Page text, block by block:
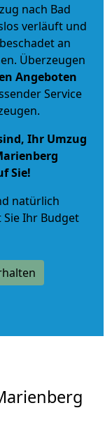
nach Bad
verläuft und
an
Überzeugen
Angeboten
Service
Ihr Umzug
Sie!
natürlich
Sie Ihr Budget